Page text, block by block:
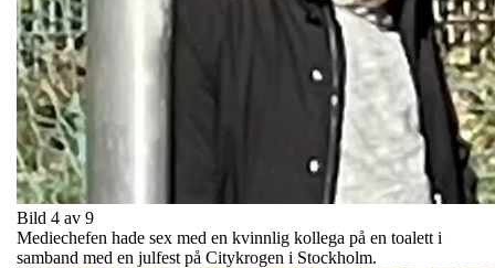
Bild 4 av 9
Mediechefen hade sex med en kvinnlig kollega på en toalett i
samband med en julfest på Citykrogen i Stockholm.